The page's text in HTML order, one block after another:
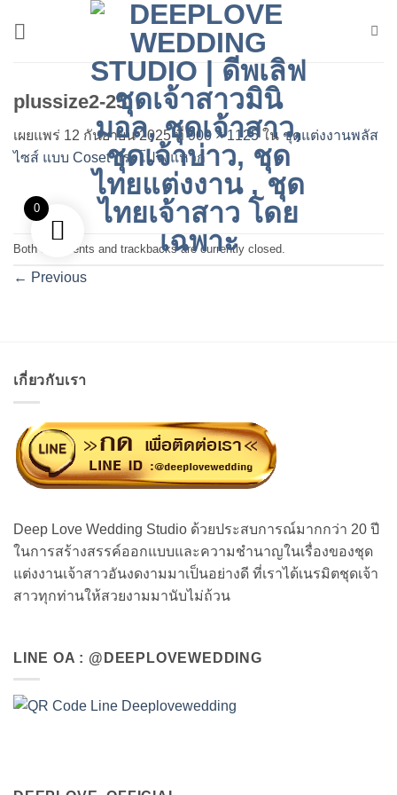
plussize2-25
เผยแพร่ 12 กันยายน 2025ที่900 × 1125ใน ชุดแต่งงานพลัส
ไซส์ แบบ Coset กระโปรงแหวก
Both comments and trackbacks are currently closed.
← Previous
เกี่ยวกับเรา
Deep Love Wedding Studio ด้วยประสบการณ์มากกว่า 20 ปี
ในการสร้างสรรค์ออกแบบและความชำนาญในเรื่องของชุด
แต่งงานเจ้าสาวอันงดงามมาเป็นอย่างดี ที่เราได้เนรมิตชุดเจ้า
สาวทุกท่านให้สวยงามมานับไม่ถ้วน
LINE OA : @DEEPLOVEWEDDING
0